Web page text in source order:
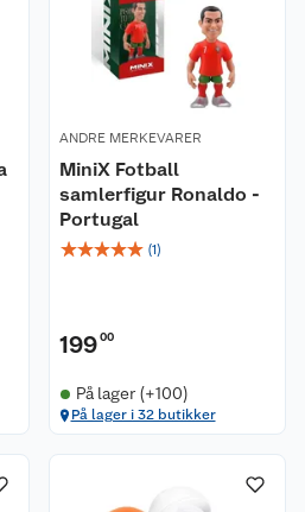
ANDRE MERKEVARER
MiniX Fotball
samlerfigur Ronaldo -
Portugal
☆☆☆☆☆ (1)
19900
På lager (+100)
På lager i 32 butikker